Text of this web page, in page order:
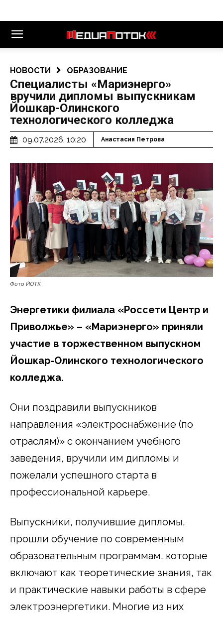
НОВОСТИ ОБРАЗОВАНИЕ
Специалисты «Мариэнерго»
вручили дипломы выпускникам
Йошкар-Олинского
технологического колледжа
09.07.2026, 10:20 Анастасия Петрова
Фото ЙОТК
Энергетики филиала «Россети Центр и
Приволжье» – «Мариэнерго» приняли
участие в торжественном выпускном
Йошкар-Олинского технологического
колледжа.
Они поздравили выпускников
направления «электроснабжение (по
отраслям)» с окончанием учебного
заведения, вручили им дипломы и
пожелали успешного старта в
профессиональной карьере.
Выпускники, получившие дипломы,
прошли обучение по современным
образовательным программам, которые
включают как теоретические знания, так
и практические навыки работы в сфере
электроэнергетики. Многие из них